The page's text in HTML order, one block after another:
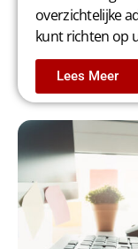
overzichtelijke
kunt richten op
Lees Meer